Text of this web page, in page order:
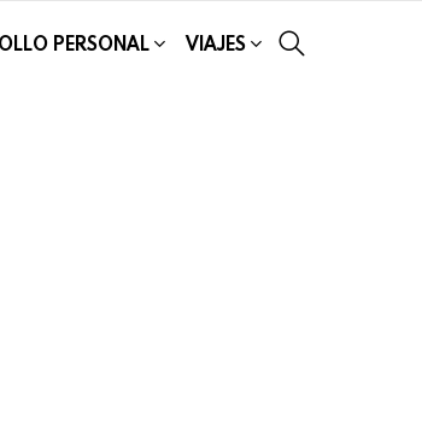
PERSONAL VIAJES